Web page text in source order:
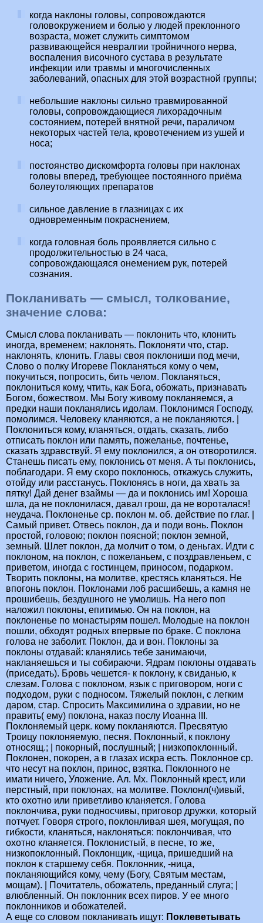
когда наклоны головы, сопровождаются
головокружением и болью у людей преклонного
возраста, может служить симптомом
развивающейся невралгии тройничного нерва,
воспаления височного сустава в результате
инфекции или травмы и многочисленных
заболеваний, опасных для этой возрастной группы;
небольшие наклоны сильно травмированной
головы, сопровождающиеся лихорадочным
состоянием, потерей внятной речи, параличом
некоторых частей тела, кровотечением из ушей и
носа;
постоянство дискомфорта головы при наклонах
головы вперед, требующее постоянного приёма
болеутоляющих препаратов
сильное давление в глазницах с их
одновременным покраснением,
когда головная боль проявляется сильно с
продолжительностью в 24 часа,
сопровождающаяся онемением рук, потерей
сознания.
Покланивать — смысл, толкование,
значение слова:
Смысл слова покланивать — поклонить что, клонить
иногда, временем; наклонять. Поклоняти что, стар.
наклонять, клонить. Главы своя поклониши под мечи,
Слово о полку Игореве Покланяться кому о чем,
покучиться, попросить, бить челом. Покланяться,
поклониться кому, чтить, как Бога, обожать, признавать
Богом, божеством. Мы Богу живому покланяемся, а
предки наши покланялись идолам. Поклонимся Господу,
помолимся. Человеку кланяются, а не покланяются. |
Поклониться кому, кланяться, отдать, сказать, либо
отписать поклон или память, пожеланье, почтенье,
сказать здравствуй. Я ему поклонился, а он отворотился.
Станешь писать ему, поклонись от меня. А ты поклонись,
поблагодари. Я ему скоро поклонюсь, откажусь служить,
отойду или расстанусь. Поклонясь в ноги, да хвать за
пятку! Дай денег взаймы — да и поклонись им! Хороша
шла, да не поклонилася, давал грош, да не вороталася!
неудача. Поклоненье ср. поклон м. об. действие по глаг. |
Самый привет. Отвесь поклон, да и поди вонь. Поклон
простой, головою; поклон поясной; поклон земной,
земный. Шлет поклон, да молчит о том, о деньгах. Идти с
поклоном, на поклон, с пожеланьем, с поздравленьем, с
приветом, иногда с гостинцем, приносом, подарком.
Творить поклоны, на молитве, крестясь кланяться. Не
впогонь поклон. Поклонами лоб расшибешь, а камня не
прошибешь, бездушного не умолишь. На него поп
наложил поклоны, епитимью. Он на поклон, на
поклоненье по монастырям пошел. Молодые на поклон
пошли, обходят родных впервые по браке. С поклона
голова не заболит. Поклон, да и вон. Поклоны за
поклоны отдавай: кланялись тебе занимаючи,
накланяешься и ты собираючи. Ядрам поклоны отдавать
(приседать). Бровь чешется- к поклону, к свиданью, к
слезам. Голова с поклоном, язык с приговором, ноги с
подходом, руки с подносом. Тяжелый поклон, с легким
даром, стар. Спросить Максимилина о здравии, но не
править( ему) поклона, наказ послу Иоанна III.
Поклоняемый церк. кому покланяются. Пресвятую
Троицу поклоняемую, песня. Поклонный, к поклону
относящ.; | покорный, послушный; | низкопоклонный.
Поклонен, покорен, а в глазах искра есть. Поклонное ср.
что несут на поклон, принос, взятка. Поклонного не
имати ничего, Уложение. Ал. Мх. Поклонный крест, или
перстный, при поклонах, на молитве. Поклонл(ч)ивый,
кто охотно или приветливо кланяется. Голова
поклончива, руки подносчивы, приговор дружки, который
потчует. Говоря строго, поклонливая шея, могущая, по
гибкости, кланяться, наклоняться: поклончивая, что
охотно кланяется. Поклонистый, в песне, то же,
низкопоклонный. Поклонщик, -щица, пришедший на
поклон к старшему себя. Поклонник, -ница,
покланяющийся кому, чему (Богу, Святым местам,
мощам). | Почитатель, обожатель, преданный слуга; |
влюбленный. Он поклонник всех пиров. У ее много
поклонников и обожателей.
А еще со словом покланивать ищут: Поклеветывать